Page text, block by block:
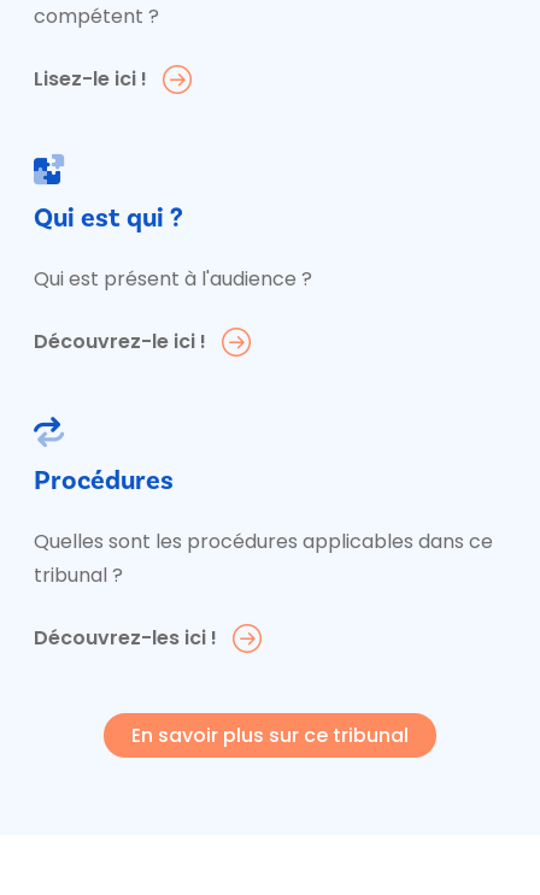
compétent ?
Lisez-le ici !
Qui est qui ?
Qui est présent à l'audience ?
Découvrez-le ici !
Procédures
Quelles sont les procédures applicables dans ce
tribunal ?
Découvrez-les ici !
En savoir plus sur ce tribunal